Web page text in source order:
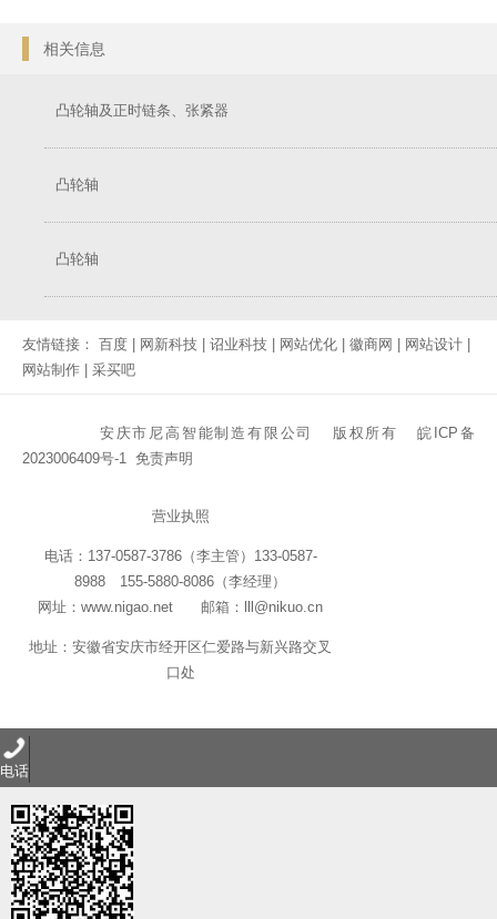
相关信息
凸轮轴及正时链条、张紧器
凸轮轴
凸轮轴
友情链接： 百度 | 网新科技 | 诏业科技 | 网站优化 | 徽商网 | 网站设计 |
网站制作 | 采买吧
安庆市尼高智能制造有限公司 版权所有皖ICP备
2023006409号-1
免责声明
营业执照
电话：137-0587-3786（李主管）133-0587-
8988 155-5880-8086（李经理）
网址：www.nigao.net 邮箱：lll@nikuo.cn
地址：安徽省安庆市经开区仁爱路与新兴路交叉
口处
电话